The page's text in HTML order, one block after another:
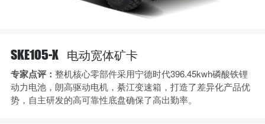
SKE105-X 电动宽体矿卡
专家点评： 整机核心零部件采用宁德时代396.45kwh磷酸铁锂
动力电池，朗高驱动电机，綦江变速箱，打造了差异化产品优
势，自主研发的高可靠性底盘确保了高出勤率。